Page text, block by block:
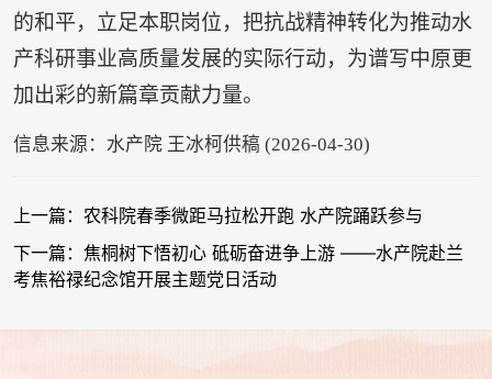
的和平，立足本职岗位，把抗战精神转化为推动水
产科研事业高质量发展的实际行动，为谱写中原更
加出彩的新篇章贡献力量。
信息来源：水产院 王冰柯供稿 (2026-04-30)
上一篇：农科院春季微距马拉松开跑 水产院踊跃参与
下一篇：焦桐树下悟初心 砥砺奋进争上游 ——水产院赴兰
考焦裕禄纪念馆开展主题党日活动